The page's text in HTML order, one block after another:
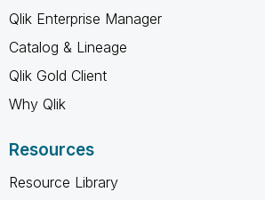
Qlik Enterprise Manager
Catalog & Lineage
Qlik Gold Client
Why Qlik
Resources
Resource Library